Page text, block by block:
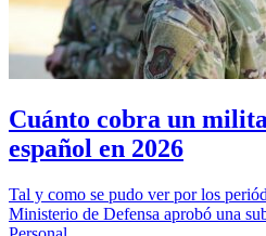
Cuánto cobra un
español en 2026
Tal y como se pudo ver por los
Ministerio de Defensa aprobó una